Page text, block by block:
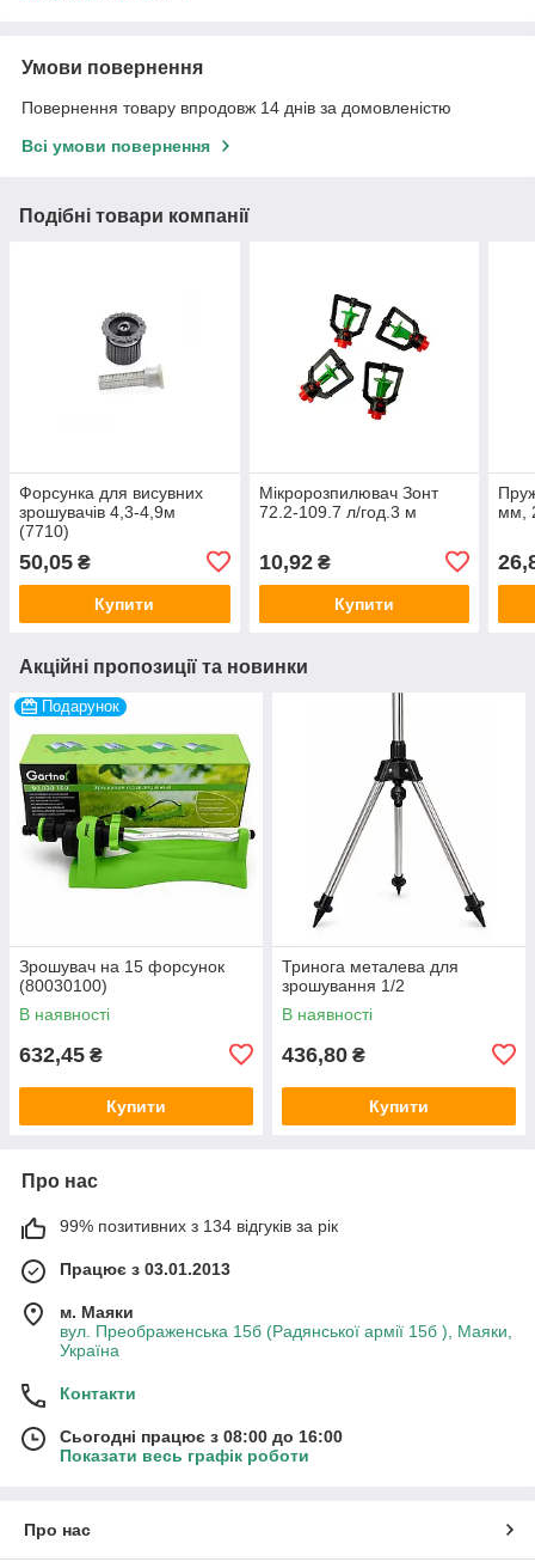
Умови повернення
Повернення товару впродовж 14 днів за домовленістю
Всі умови повернення
Подібні товари компанії
Форсунка для висувних
зрошувачів 4,3-4,9м
(7710)
50,05 ₴
Купити
Мікророзпилювач Зонт
72.2-109.7 л/год.3 м
10,92₴
Купити
мм,
Акційні пропозиції та новинки
Подарунок
Зрошувач на 15 форсунок
(80030100)
В наявності
632,45 ₴
Купити
Тринога металева для
зрошування 1/2
В наявності
436,80 ₴
Купити
Про нас
99% позитивних з 134 відгуків за рік
Працює з 03.01.2013
м. Маяки
вул. Преображенська 15б (Радянської армії 15б ), Маяки,
Україна
Контакти
Сьогодні працює з 08:00 до 16:00
Показати весь графік роботи
Про нас